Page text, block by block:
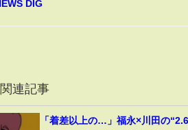
DIG
連記事
「着差以上の…」福永×川田の“2.6